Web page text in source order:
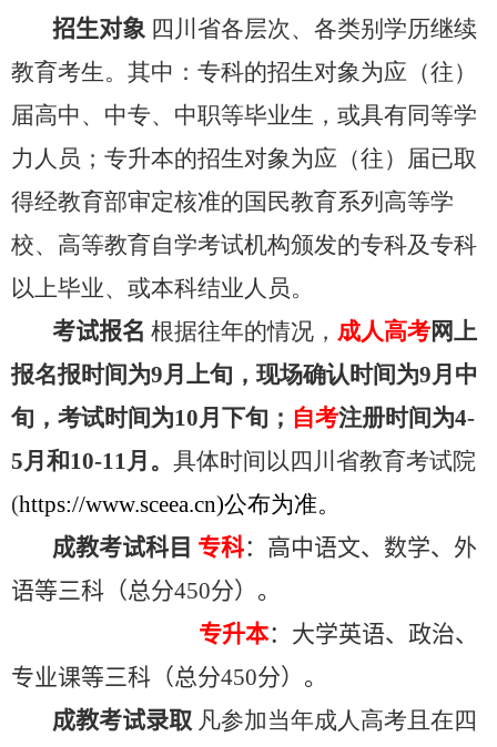
招生对象 四川省各层次、各类别学历继续
教育考生。其中：专科的招生对象为应（往）
届高中、中专、中职等毕业生，或具有同等学
力人员；专升本的招生对象为应（往）届已取
得经教育部审定核准的国民教育系列高等学
校、高等教育自学考试机构颁发的专科及专科
以上毕业、或本科结业人员。
考试报名 根据往年的情况， 成人高考网上
报名报时间为9月上旬，现场确认时间为9月中
旬，考试时间为10月下旬； 自考注册时间为4-
5月和10-11月。 具体时间以四川省教育考试院
(https://www.sceea.cn)公布为准。
成教考试科目 专科：高中语文、数学、外
语等三科（总分450分）。
专升本：大学英语、政治、
专业课等三科（总分450分）。
成教考试录取 凡参加当年成人高考且在四